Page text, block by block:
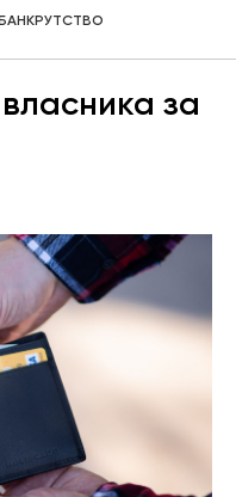
власника за